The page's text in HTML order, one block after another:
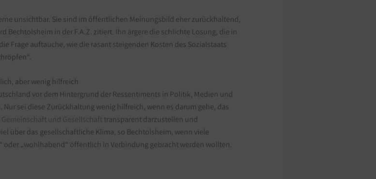
unsichtbar. Sie sind im öffentlichen Meinungsbild eher zurückhaltend,
Bechtolsheim in der F.A.Z. zitiert. Ihn ärgere die schlichte Losung, die in
Frage auftauche, wie die rasant steigenden Kosten des Sozialstaats
aber wenig hilfreich
vor dem Hintergrund der Ressentiments in Politik, Medien und
Nur sei diese Zurückhaltung wenig hilfreich, wenn es darum gehe, das
Gemeinschaft und Gesellschafttransparent darzustellen und
über das gesellschaftliche Klima, so Bechtolsheim, wenn viele
„wohlhabend“ öffentlich in Verbindung gebracht werden wollten.